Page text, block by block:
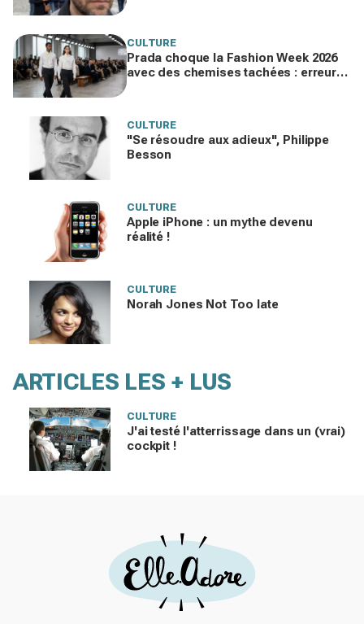
CULTURE
Prada choque la Fashion Week 2026
avec des chemises tachées : erreur
CULTURE
"Se résoudre aux adieux", Philippe
Besson
CULTURE
Apple iPhone : un mythe devenu
réalité !
CULTURE
Norah Jones Not Too late
ARTICLES LES + LUS
CULTURE
J'ai testé l'atterrissage dans un (vrai)
cockpit !